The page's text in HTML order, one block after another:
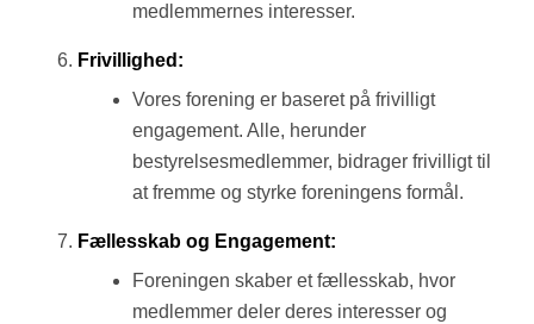
medlemmernes interesser.
Frivillighed:
Vores forening er baseret på frivilligt
engagement. Alle, herunder
bestyrelsesmedlemmer, bidrager frivilligt til
at fremme og styrke foreningens formål.
Fællesskab og Engagement:
Foreningen skaber et fællesskab, hvor
medlemmer deler deres interesser og